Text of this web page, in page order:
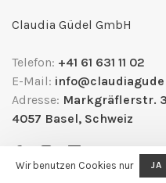
Claudia Güdel GmbH
Telefon: +41 61 631 11 02
E-Mail:
Adresse: Markgräflerstr.
4057 Basel, Schweiz
Wir benutzen Cookies nur JA